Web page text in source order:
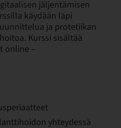
jäljentämisen
käydään läpi
ja protetiikan
Kurssi sisältää
online –
yhteydessä